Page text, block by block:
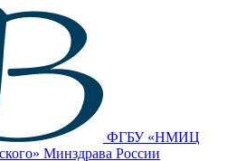
ФГБУ «НМИЦ
Минздрава России